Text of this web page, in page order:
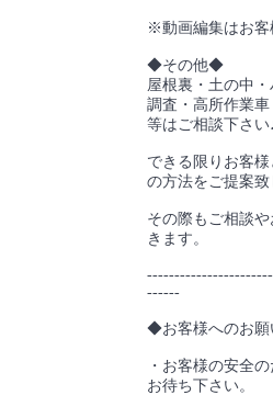
※動画編集はお客
◆その他◆
屋根裏・土の中
調査・高所作業
等はご相談下さい
できる限りお客
の方法をご提案
その際もご相談
きます。
------
◆お客様へのお願
・お客様の安全
お待ち下さい。